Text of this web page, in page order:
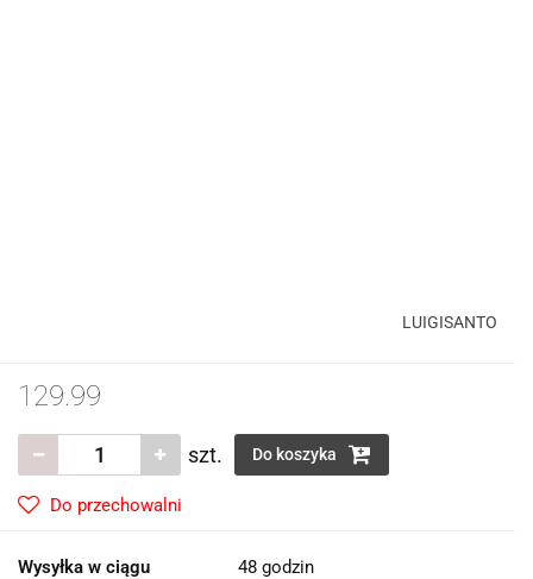
LUIGISANTO
129.99
szt. Do koszyka
Do przechowalni
Wysyłka w ciągu 48 godzin